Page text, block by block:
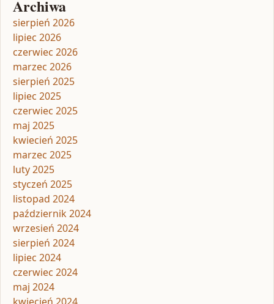
Archiwa
sierpień 2026
lipiec 2026
czerwiec 2026
marzec 2026
sierpień 2025
lipiec 2025
czerwiec 2025
maj 2025
kwiecień 2025
marzec 2025
luty 2025
styczeń 2025
listopad 2024
październik 2024
wrzesień 2024
sierpień 2024
lipiec 2024
czerwiec 2024
maj 2024